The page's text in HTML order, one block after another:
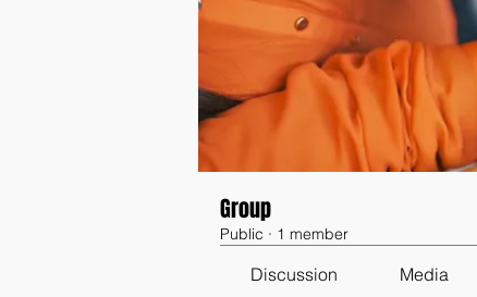
Group
Public · 1 member
Discussion Media